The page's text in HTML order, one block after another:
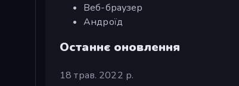
Веб-браузер
Андроїд
Останнє оновлення
18 трав. 2022 р.